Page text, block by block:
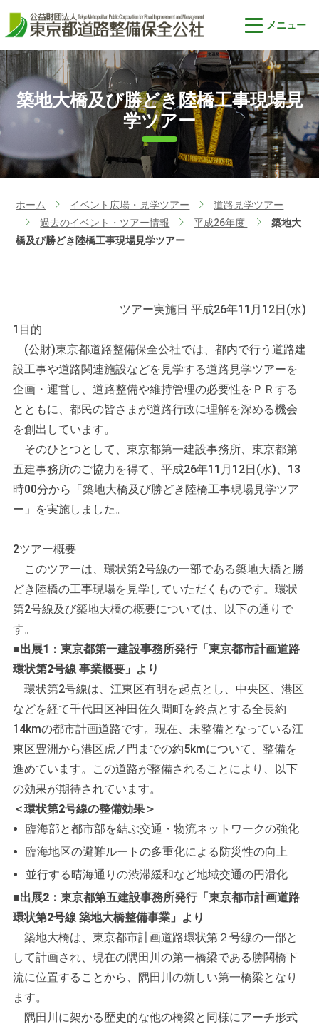
築地大橋及び勝どき陸橋工事現場見
学ツアー
ホーム
イベント広場・見学ツアー
>
道路見学ツアー
>
過去のイベント・ツアー情報
平成26年度
築地大
橋及び勝どき陸橋工事現場見学ツアー
ツアー実施日 平成26年11月12日(水)
1 目的
(公財)東京都道路整備保全公社では、都内で行う道路建
設工事や道路関連施設などを見学する道路見学ツアーを
企画・運営し、道路整備や維持管理の必要性をＰＲする
とともに、都民の皆さまが道路行政に理解を深める機会
を創出しています。
そのひとつとして、東京都第一建設事務所、東京都第
五建事務所のご協力を得て、平成26年11月12日(水)、13
時00分から「築地大橋及び勝どき陸橋工事現場見学ツア
ー」を実施しました。
2ツアー概要
このツアーは、環状第2号線の一部である築地大橋と勝
どき陸橋の工事現場を見学していただくものです。環状
第2号線及び築地大橋の概要については、以下の通りで
す。
■出展1：東京都第一建設事務所発行「東京都市計画道路
環状第2号線 事業概要」より
環状第2号線は、江東区有明を起点とし、中央区、港区
などを経て千代田区神田佐久間町を終点とする全長約
14kmの都市計画道路です。現在、未整備となっている江
東区豊洲から港区虎ノ門までの約5kmについて、整備を
進めています。この道路が整備されることにより、以下
の効果が期待されています。
＜環状第2号線の整備効果＞
臨海部と都市部を結ぶ交通・物流ネットワークの強化
臨海地区の避難ルートの多重化による防災性の向上
並行する晴海通りの渋滞緩和など地域交通の円滑化
■出展2：東京都第五建設事務所発行「東京都市計画道路
環状第2号線 築地大橋整備事業」より
築地大橋は、東京都市計画道路環状第２号線の一部と
して計画され、現在の隅田川の第一橋梁である勝鬨橋下
流に位置することから、隅田川の新しい第一橋梁となり
ます。
隅田川に架かる歴史的な他の橋梁と同様にアーチ形式